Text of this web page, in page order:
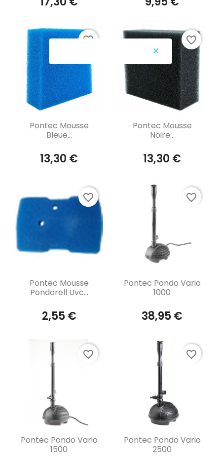
Aperçu rapide
Pontec Mousse
Bleue...
13,30 €
favorite_border
Aperçu rapide
Pontec Mousse
Noire...
13,30 €
favorite_border
Aperçu rapide
Pontec Mousse
Pondorell Uvc...
2,55 €
favorite_border
Aperçu rapide
Pontec Pondo Vario
1000
38,95 €
favorite_border
Aperçu rapide
Pontec Pondo Vario
1500
favorite_border
Aperçu rapide
Pontec Pondo Vario
2500
favorite_border